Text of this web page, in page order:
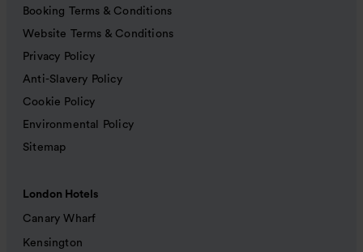
Booking Terms & Conditions
Website Terms & Conditions
Privacy Policy
Anti-Slavery Policy
Cookie Policy
Environmental Policy
Sitemap
London Hotels
Canary Wharf
Kensington